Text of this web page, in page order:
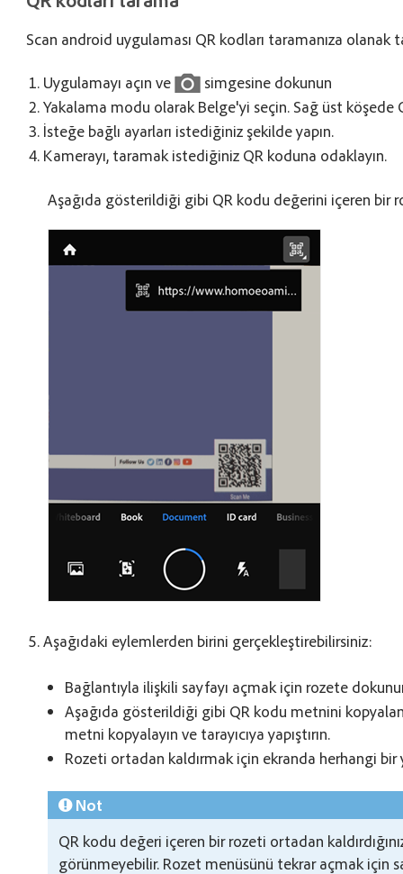
Scan android uygulaması QR kodları taramanıza olanak
Uygulamayı açın ve
simgesine dokunun
Yakalama modu olarak Belge'yi seçin. Sağ üst köşede
İsteğe bağlı ayarları istediğiniz şekilde yapın.
Kamerayı, taramak istediğiniz QR koduna odaklayın.
Aşağıda gösterildiği gibi QR kodu değerini içeren bir
Aşağıdaki eylemlerden birini gerçekleştirebilirsiniz:
Bağlantıyla ilişkili sayfayı açmak için rozete
Aşağıda gösterildiği gibi QR kodu metnini
metni kopyalayın ve tarayıcıya yapıştırın.
Rozeti ortadan kaldırmak için ekranda herhangi bir
Not
QR kodu değeri içeren bir rozeti ortadan
görünmeyebilir. Rozet menüsünü tekrar açmak için